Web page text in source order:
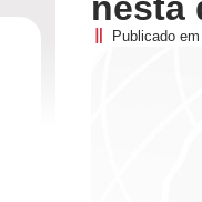
Publicado em